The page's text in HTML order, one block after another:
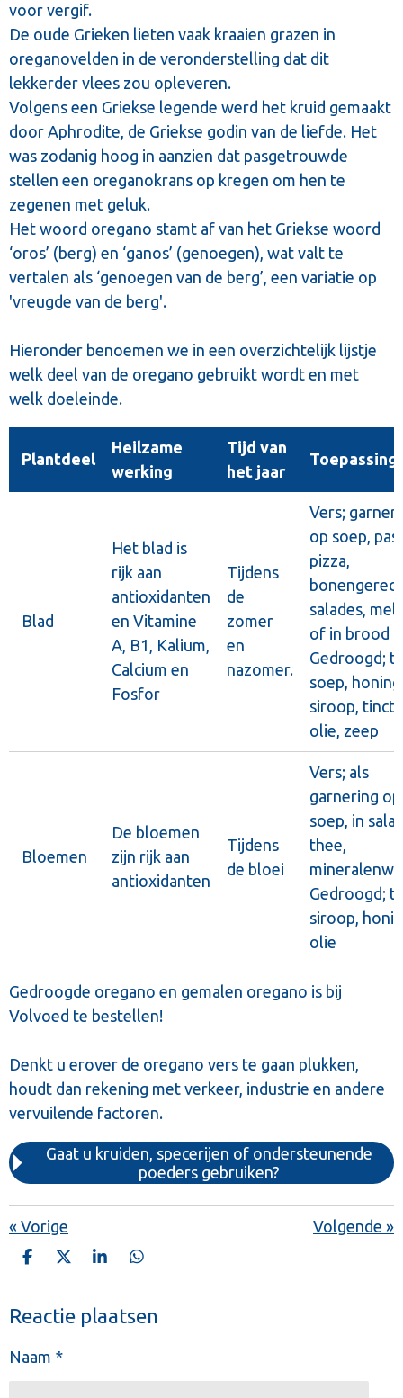
voor vergif.
De oude Grieken lieten vaak kraaien grazen in
oreganovelden in de veronderstelling dat dit
lekkerder vlees zou opleveren.
Volgens een Griekse legende werd het kruid gemaakt
door Aphrodite, de Griekse godin van de liefde. Het
was zodanig hoog in aanzien dat pasgetrouwde
stellen een oreganokrans op kregen om hen te
zegenen met geluk.
Het woord oregano stamt af van het Griekse woord
‘oros’ (berg) en ‘ganos’ (genoegen), wat valt te
vertalen als ‘genoegen van de berg’, een variatie op
'vreugde van de berg'.
Hieronder benoemen we in een overzichtelijk lijstje
welk deel van de oregano gebruikt wordt en met
welk doeleinde.
Plantdeel
Heilzame
werking
Tijd van
het jaar
Toepassing
Blad
Het blad is
rijk aan
antioxidanten
en Vitamine
A, B1, Kalium,
Calcium en
Fosfor
Tijdens
de
zomer
en
nazomer.
Vers;
op soep,
pizza,
salades,
of in brood
Gedroogd;
soep,
siroop,
olie, zeep
Bloemen
De bloemen
zijn rijk aan
antioxidanten
Tijdens
de bloei
Vers; als
garnering op
soep, in
thee,
Gedroogd;
siroop,
olie
Gedroogde oregano en gemalen oregano is bij
Volvoed te bestellen!
Denkt u erover de oregano vers te gaan plukken,
houdt dan rekening met verkeer, industrie en andere
vervuilende factoren.
Gaat u kruiden, specerijen of ondersteunende
poeders gebruiken?
« Vorige Volgende »
D
e
n
D
l
S
r
e
D
e
n
Reactie plaatsen
Naam *